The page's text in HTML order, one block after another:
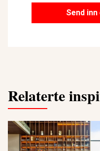
Send
Relaterte
Hotel Loa - Island